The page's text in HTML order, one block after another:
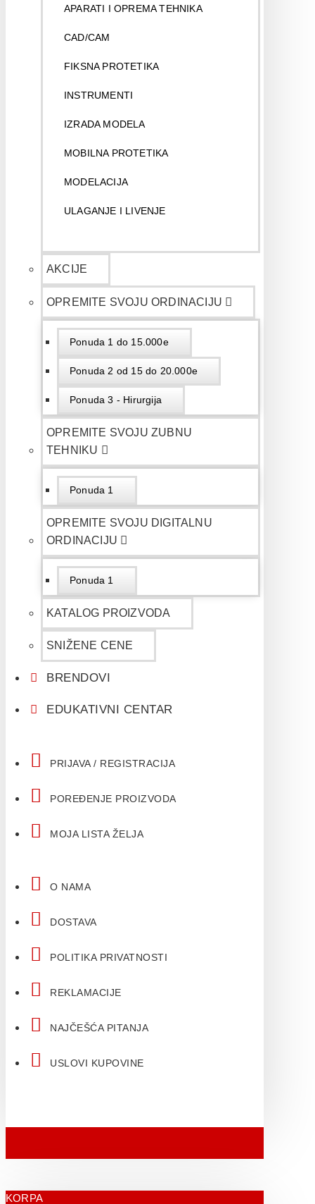
APARATI I OPREMA TEHNIKA
CAD/CAM
FIKSNA PROTETIKA
INSTRUMENTI
IZRADA MODELA
MOBILNA PROTETIKA
MODELACIJA
ULAGANJE I LIVENJE
AKCIJE
OPREMITE SVOJU ORDINACIJU
Ponuda 1 do 15.000e
Ponuda 2 od 15 do 20.000e
Ponuda 3 - Hirurgija
OPREMITE SVOJU ZUBNU
TEHNIKU
Ponuda 1
OPREMITE SVOJU DIGITALNU
ORDINACIJU
Ponuda 1
KATALOG PROIZVODA
SNIŽENE CENE
BRENDOVI
EDUKATIVNI CENTAR
PRIJAVA / REGISTRACIJA
POREĐENJE PROIZVODA
MOJA LISTA ŽELJA
O NAMA
DOSTAVA
POLITIKA PRIVATNOSTI
REKLAMACIJE
NAJČEŠĆA PITANJA
USLOVI KUPOVINE
KORPA